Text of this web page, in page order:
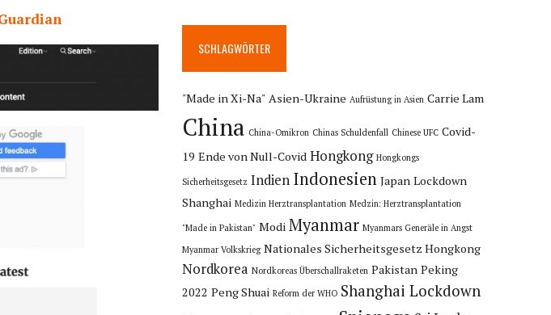
SCHLAGWÖRTER
"Made in Xi-Na" Asien-Ukraine Aufrüstung in Asien Carrie Lam
China China-Omikron Chinas Schuldenfall Chinese UFC Covid-
19 Ende von Null-Covid Hongkong Hongkongs
Sicherheitsgesetz Indien Indonesien Japan Lockdown
Shanghai Medizin Herztransplantation Medzin: Herztransplantation
"Made in Pakistan" Modi Myanmar Myanmars Generäle in Angst
Myanmar Volkskrieg Nationales Sicherheitsgesetz Hongkong
Nordkorea Nordkoreas Überschallraketen Pakistan Peking
2022 Peng Shuai Reform der WHO Shanghai Lockdown